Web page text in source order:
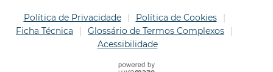
Política de Privacidade
Política de Cookies
Ficha Técnica
Glossário de Termos Complexos
Acessibilidade